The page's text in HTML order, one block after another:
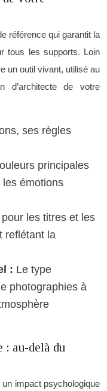
référence qui garantit la
tous les supports. Loin
un outil vivant, utilisé au
d’architecte de votre
ses règles
principales
émotions
les titres et les
reflétant la
: Le type
photographies à
: au-delà du
impact psychologique